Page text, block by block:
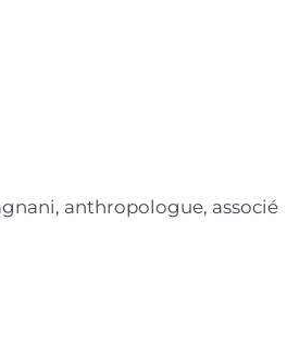
anthropologue, associé